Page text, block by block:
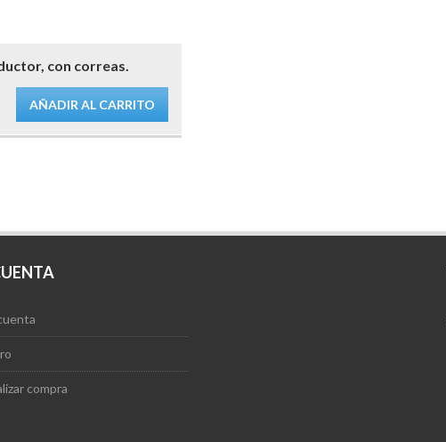
con correas.
AÑADIR AL CARRITO
compra